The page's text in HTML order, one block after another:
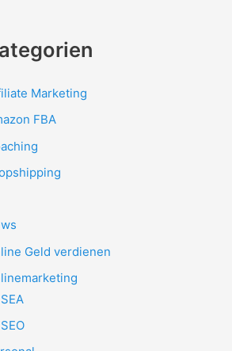
Marketing
FBA
Geld verdienen
SEA
SEO